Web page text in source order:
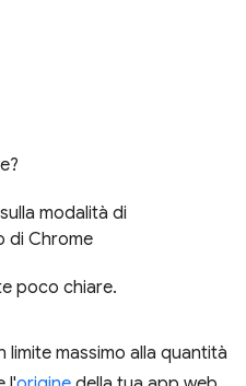
modalità di
di Chrome
poco chiare.
massimo alla quantità